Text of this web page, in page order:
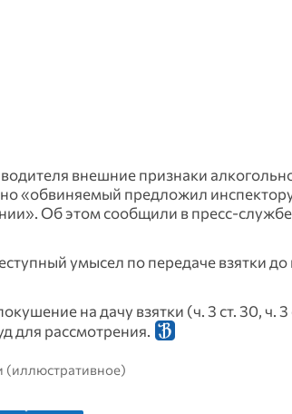
внешние признаки
«обвиняемый предложил
Об этом сообщили в пресс-службе
умысел по передаче взятки до
на дачу взятки (ч. 3 ст. 30, ч. 3
для рассмотрения.
(иллюстративное)